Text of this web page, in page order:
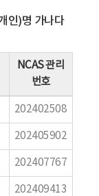
인)명 가나다
NCAS 관리
번호
202402508
202405902
202407767
202409413